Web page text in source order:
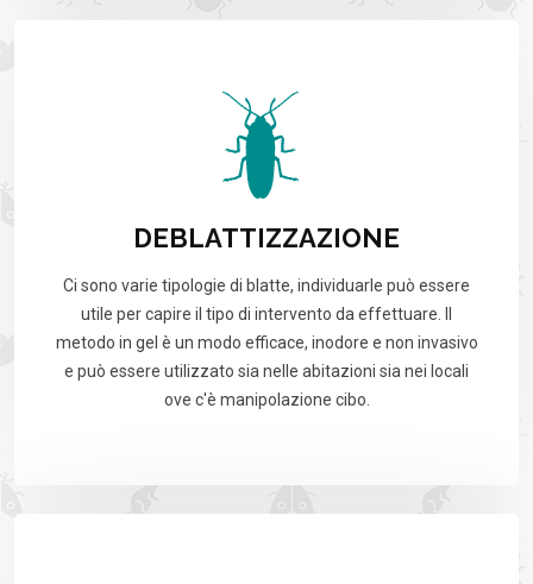
DEBLATTIZZAZIONE
Ci sono varie tipologie di blatte, individuarle può essere
utile per capire il tipo di intervento da effettuare. Il
metodo in gel è un modo efficace, inodore e non invasivo
e può essere utilizzato sia nelle abitazioni sia nei locali
ove c'è manipolazione cibo.